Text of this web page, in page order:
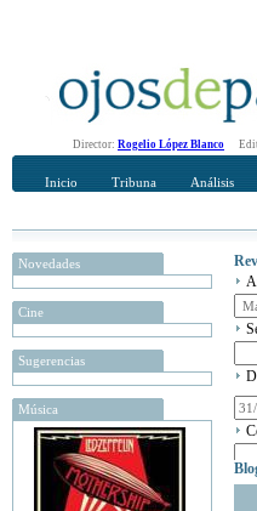
Director: Rogelio López Blanco
Inicio Tribuna Análisis
Novedades
Cine
Sugerencias
Música